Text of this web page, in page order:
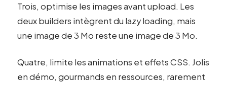
Trois, optimise les images avant upload. Les
deux builders intègrent du lazy loading, mais
une image de 3 Mo reste une image de 3 Mo.
Quatre, limite les animations et effets CSS. Jolis
en démo, gourmands en ressources, rarement